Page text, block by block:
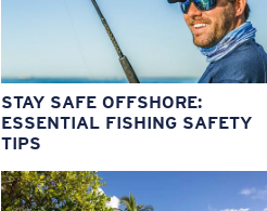
STAY SAFE OFFSHORE:
ESSENTIAL FISHING SAFETY
TIPS